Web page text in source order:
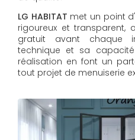
LG HABITAT met un point
rigoureux et transparent,
gratuit avant chaque
technique et sa
réalisation en font un
tout projet de menuiserie